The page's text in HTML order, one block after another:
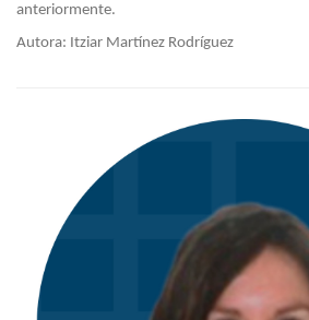
anteriormente.
Autora: Itziar Martínez Rodríguez